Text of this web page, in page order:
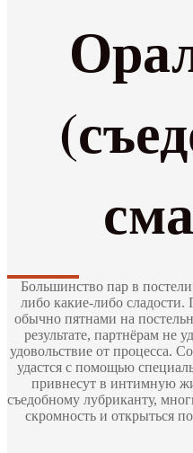
Большинство пар в
либо какие-либо
обычно пятнами на
результате, партнёрам не
удовольствие от процесса.
удастся с помощью
привнесут в интимную
съедобному лубриканту,
скромность и открыться